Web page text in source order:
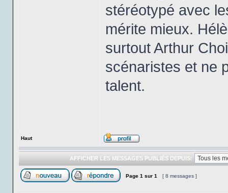
stéréotypé avec
mérite mieux.
surtout Arthur
scénaristes et ne
talent.
Haut
AFFICHER LES MESSAGES PUBLIÉS DEPUIS:
Page 1 sur 1 [ 8 messages ]